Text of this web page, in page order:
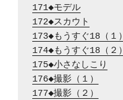
171◆モデル
172◆スカウト
173◆もうすぐ18（１）
174◆もうすぐ18（２）
175◆小さなしこり
176◆撮影（１）
177◆撮影（２）